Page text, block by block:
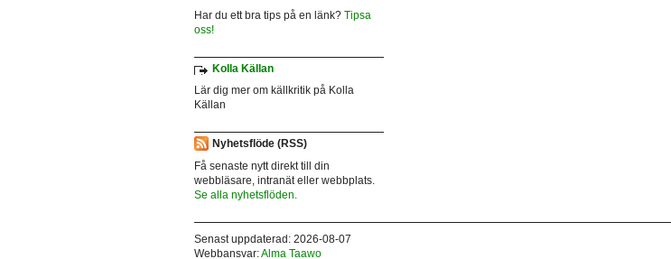
Har du ett bra tips på en länk? Tipsa
oss!
Kolla Källan
Lär dig mer om källkritik på Kolla
Källan
Nyhetsflöde (RSS)
Få senaste nytt direkt till din
webbläsare, intranät eller webbplats.
Se alla nyhetsflöden.
Senast uppdaterad: 2026-08-07
Webbansvar:Alma Taawo